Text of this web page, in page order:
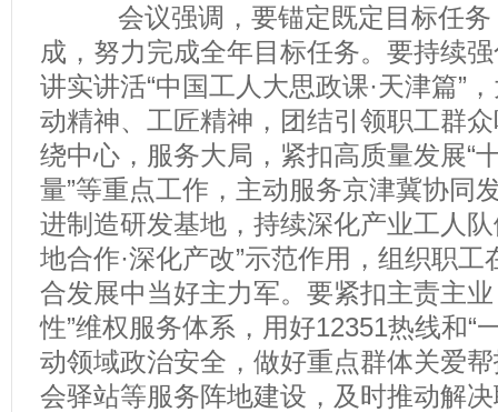
会议强调，要锚定既定目标任务
成，努力完成全年目标任务。要持续
讲实讲活“中国工人大思政课·天津篇”
动精神、工匠精神，团结引领职工群
绕中心，服务大局，紧扣高质量发展“
量”等重点工作，主动服务京津冀协同
进制造研发基地，持续深化产业工人
地合作·深化产改”示范作用，组织职工
合发展中当好主力军。要紧扣主责主
性”维权服务体系，用好12351热线和“
动领域政治安全，做好重点群体关爱
会驿站等服务阵地建设，及时推动解